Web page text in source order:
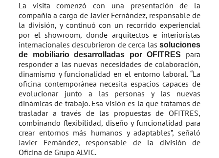
La visita comenzó con una presentación de la
compañía a cargo de Javier Fernández, responsable de
la división, y continuó con un recorrido experiencial
por el showroom, donde arquitectos e interioristas
internacionales descubrieron de cerca las soluciones
de mobiliario desarrolladas por OFITRES
para
responder a las nuevas necesidades de colaboración,
dinamismo y funcionalidad en el entorno laboral. “La
oficina contemporánea necesita espacios capaces de
evolucionar junto a las personas y las nuevas
dinámicas de trabajo. Esa visión es la que tratamos de
trasladar a través de las propuestas de OFITRES,
combinando flexibilidad, diseño y funcionalidad para
crear entornos más humanos y adaptables”, señaló
Javier Fernández, responsable de la división de
Oficina de Grupo ALVIC.